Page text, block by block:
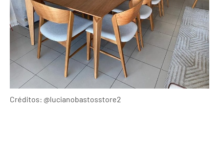
Créditos: @lucianobastosstore2